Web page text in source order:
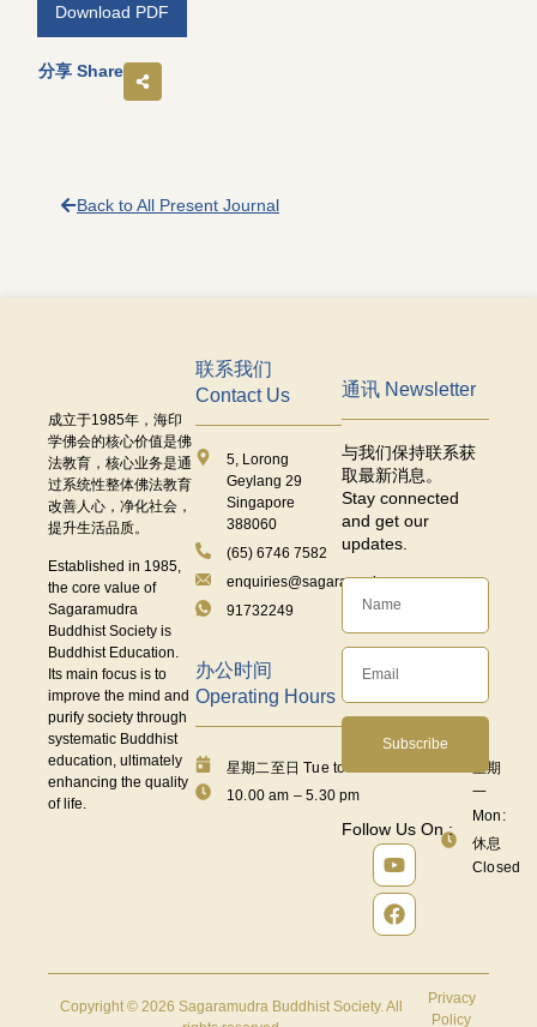
Download PDF
分享 Share
Back to All Present Journal
成立于1985年，海印
学佛会的核心价值是佛
法教育，核心业务是通
过系统性整体佛法教育
改善人心，净化社会，
提升生活品质。
Established in 1985,
the core value of
Sagaramudra
Buddhist Society is
Buddhist Education.
Its main focus is to
improve the mind and
purify society through
systematic Buddhist
education, ultimately
enhancing the quality
of life.
联系我们
Contact Us
5, Lorong
Geylang 29
Singapore
388060
(65) 6746 7582
enquiries@sagaramudra.org.sg
91732249
办公时间
Operating Hours
星期二至日 Tue to Fri:
10.00 am – 5.30 pm
星期
一
Mon:
休息
Closed
通讯 Newsletter
与我们保持联系获
取最新消息。
Stay connected
and get our
updates.
Subscribe
Follow Us On :
Copyright © 2026 Sagaramudra Buddhist Society. All
Privacy
Policy